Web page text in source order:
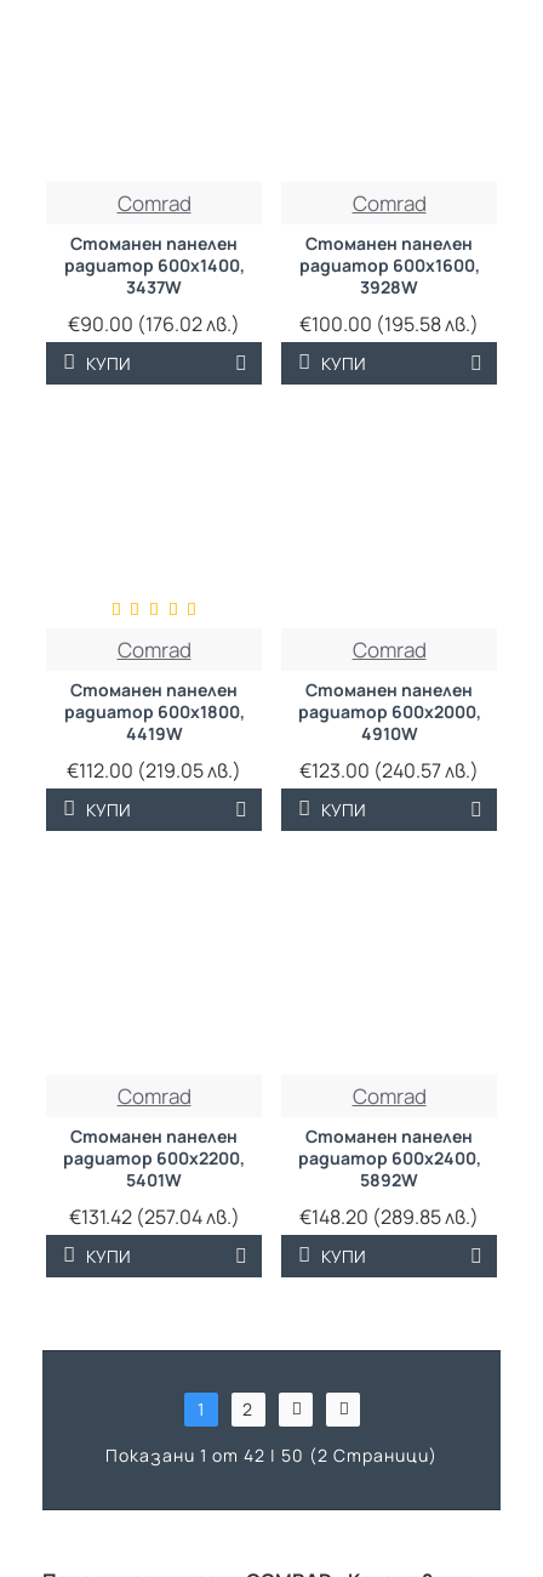
ТРАЙНО НИСКА
Comrad
Стоманен панелен
радиатор 600х1400,
3437W
€90.00 (176.02 лв.)
КУПИ
ТРАЙНО НИСКА
Comrad
Стоманен панелен
радиатор 600х1600,
3928W
€100.00 (195.58 лв.)
КУПИ
ТРАЙНО НИСКА
Comrad
Стоманен панелен
радиатор 600х1800,
4419W
€112.00 (219.05 лв.)
КУПИ
ТРАЙНО НИСКА
Comrad
Стоманен панелен
радиатор 600х2000,
4910W
€123.00 (240.57 лв.)
КУПИ
ТРАЙНО НИСКА
Comrad
Стоманен панелен
радиатор 600х2200,
5401W
€131.42 (257.04 лв.)
КУПИ
ТРАЙНО НИСКА
Comrad
Стоманен панелен
радиатор 600х2400,
5892W
€148.20 (289.85 лв.)
КУПИ
1
2
Показани 1 от 42 | 50 (2 Страници)